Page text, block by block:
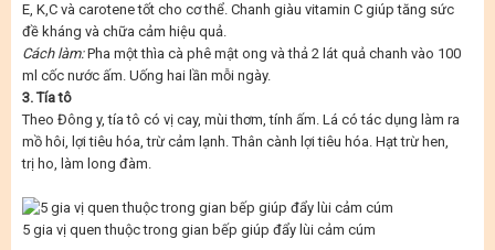
E, K,C và carotene tốt cho cơ thể. Chanh giàu vitamin C giúp tăng sức
đề kháng và chữa cảm hiệu quả.
Cách làm:Pha một thìa cà phê mật ong và thả 2 lát quả chanh vào 100
ml cốc nước ấm. Uống hai lần mỗi ngày.
3. Tía tô
Theo Đông y, tía tô có vị cay, mùi thơm, tính ấm. Lá có tác dụng làm ra
mồ hôi, lợi tiêu hóa, trừ cảm lạnh. Thân cành lợi tiêu hóa. Hạt trừ hen,
trị ho, làm long đàm.
5 gia vị quen thuộc trong gian bếp giúp đẩy lùi cảm cúm